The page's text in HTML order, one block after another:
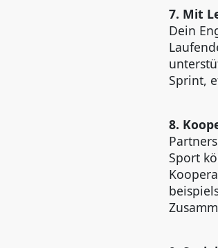
7. Mit
Dein
Sprint,
8.
Sport